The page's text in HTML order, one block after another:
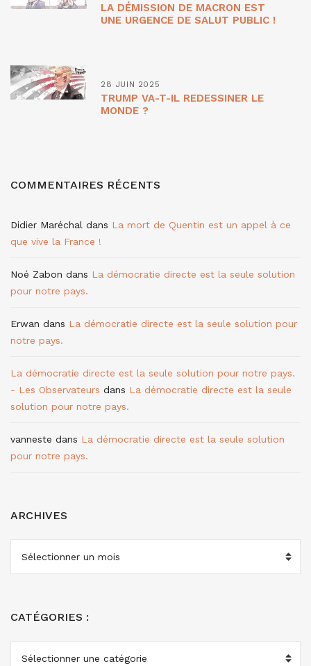
LA DÉMISSION DE MACRON EST
UNE URGENCE DE SALUT PUBLIC !
28 JUIN 2025
TRUMP VA-T-IL REDESSINER LE
MONDE ?
COMMENTAIRES RÉCENTS
Didier Maréchal dans La mort de Quentin est un appel à ce
que vive la France !
Noé Zabon dans La démocratie directe est la seule solution
pour notre pays.
Erwan dans La démocratie directe est la seule solution pour
notre pays.
La démocratie directe est la seule solution pour notre pays.
- Les Observateurs dans La démocratie directe est la seule
solution pour notre pays.
vanneste dans La démocratie directe est la seule solution
pour notre pays.
ARCHIVES
CATÉGORIES :